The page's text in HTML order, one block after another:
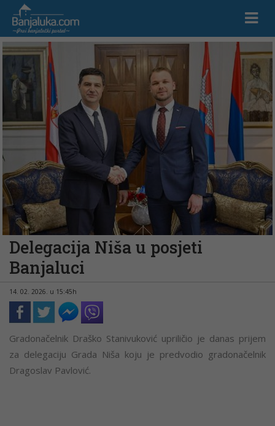
Delegacija Niša u posjeti
Banjaluci
14. 02. 2026. u 15:45h
Gradonačelnik Draško Stanivuković upriličio je danas prijem
za delegaciju Grada Niša koju je predvodio gradonačelnik
Dragoslav Pavlović.